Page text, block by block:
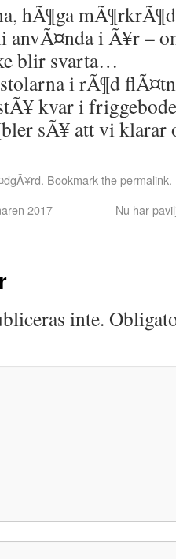
hÃ¶ga
anvÃ¤nda i Ã¥r –
blir svarta…
i rÃ¶d
kvar i
sÃ¥ att vi klarar
. Bookmark thepermalink.
2017 Nu har
inte.